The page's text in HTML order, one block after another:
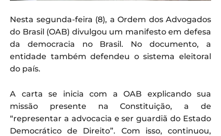
Nesta segunda-feira (8), a Ordem dos Advogados
do Brasil (OAB) divulgou um manifesto em defesa
da democracia no Brasil. No documento, a
entidade também defendeu o sistema eleitoral
do país.
A carta se inicia com a OAB explicando sua
missão presente na Constituição, a de
“representar a advocacia e ser guardiã do Estado
Democrático de Direito”. Com isso, continuou,